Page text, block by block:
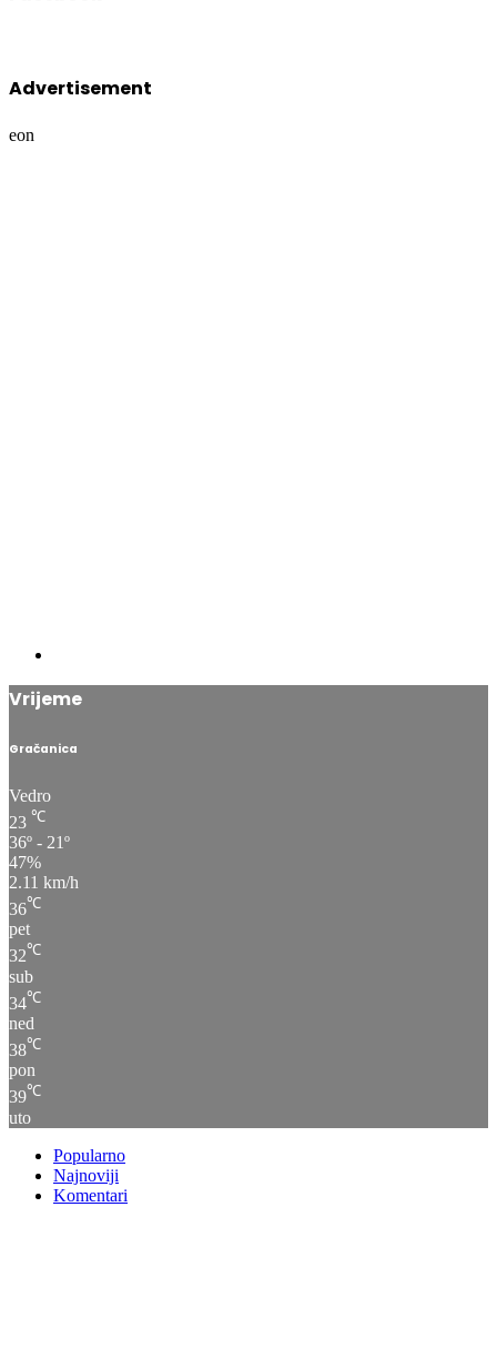
Advertisement
eon
Vrijeme
Gračanica
Vedro
23 ℃
36º - 21º
47%
2.11 km/h
36℃
pet
32℃
sub
34℃
ned
38℃
pon
39℃
uto
Popularno
Najnoviji
Komentari